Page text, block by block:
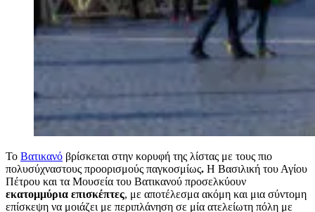
Το Βατικανό βρίσκεται στην κορυφή της λίστας με τους πιο
πολυσύχναστους προορισμούς παγκοσμίως. Η Βασιλική του Αγίου
Πέτρου και τα Μουσεία του Βατικανού προσελκύουν
εκατομμύρια επισκέπτες, με αποτέλεσμα ακόμη και μια σύντομη
επίσκεψη να μοιάζει με περιπλάνηση σε μία ατελείωτη πόλη με